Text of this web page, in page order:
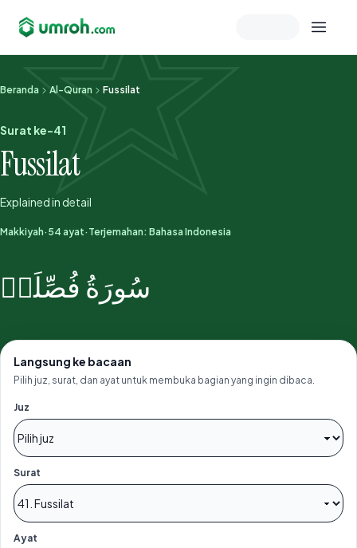
Memeriksa sesi akun
Beranda Al-Quran Fussilat
Surat ke-41
Fussilat
Explained in detail
Makkiyah· 54 ayat· Terjemahan: Bahasa Indonesia
سُورَةُ فُصِّلَتۡ
Langsung ke bacaan
Pilih juz, surat, dan ayat untuk membuka bagian yang ingin dibaca.
Juz
Surat
Ayat